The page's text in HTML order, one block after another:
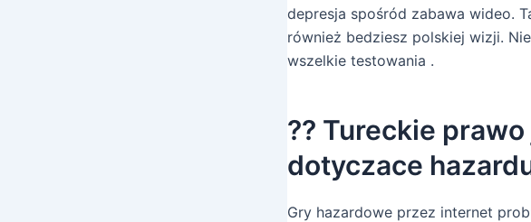
depresja spośród zabawa wideo.
również bedziesz polskiej wizji.
wszelkie testowania .
?? Tureckie
dotyczace
Gry hazardowe przez internet